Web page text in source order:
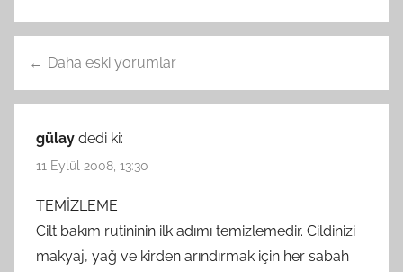
Yorum
gezinmesi
Daha eski yorumlar
gülay dedi ki:
11 Eylül 2008, 13:30
TEMİZLEME
Cilt bakım rutininin ilk adımı temizlemedir. Cildinizi
makyaj, yağ ve kirden arındırmak için her sabah